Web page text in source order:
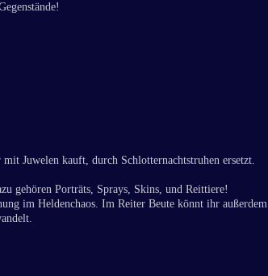
Juwelen kauft, durch Schlotternachtstruhen ersetzt.
gehören Porträts, Sprays, Skins, und Reittiere!
im Heldenchaos. Im Reiter Beute könnt ihr außerdem